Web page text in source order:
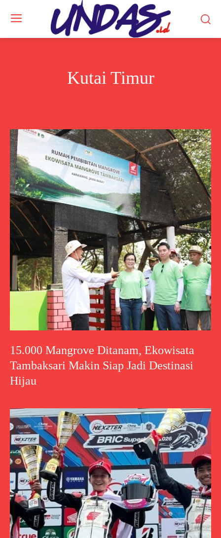
Kutai Timur
15.000 Mangrove Ditanam, Ekowisata
Tambaksari Makin Siap Jadi Destinasi
Hijau